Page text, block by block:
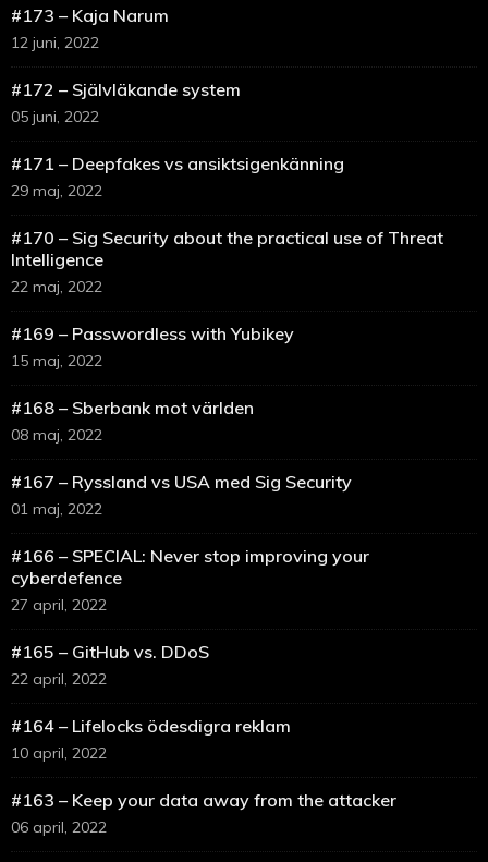
#173 – Kaja Narum
12 juni, 2022
#172 – Självläkande system
05 juni, 2022
#171 – Deepfakes vs ansiktsigenkänning
29 maj, 2022
#170 – Sig Security about the practical use of Threat
Intelligence
22 maj, 2022
#169 – Passwordless with Yubikey
15 maj, 2022
#168 – Sberbank mot världen
08 maj, 2022
#167 – Ryssland vs USA med Sig Security
01 maj, 2022
#166 – SPECIAL: Never stop improving your
cyberdefence
27 april, 2022
#165 – GitHub vs. DDoS
22 april, 2022
#164 – Lifelocks ödesdigra reklam
10 april, 2022
#163 – Keep your data away from the attacker
06 april, 2022